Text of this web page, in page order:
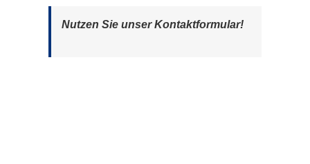
Nutzen Sie unser Kontaktformular!